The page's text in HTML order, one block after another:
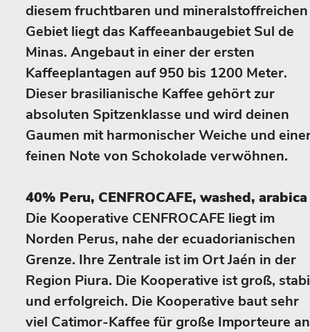
diesem fruchtbaren und mineralstoffreichen
Gebiet liegt das Kaffeeanbaugebiet Sul de
Minas. Angebaut in einer der ersten
Kaffeeplantagen auf 950 bis 1200 Meter.
Dieser brasilianische Kaffee gehört zur
absoluten Spitzenklasse und wird deinen
Gaumen mit harmonischer Weiche und
feinen Note von Schokolade verwöhnen.
40% Peru, CENFROCAFE, washed, arabica
Die Kooperative CENFROCAFE liegt im
Norden Perus, nahe der ecuadorianischen
Grenze. Ihre Zentrale ist im Ort Jaén in der
Region Piura. Die Kooperative ist groß,
und erfolgreich. Die Kooperative baut sehr
viel Catimor-Kaffee für große Importeure